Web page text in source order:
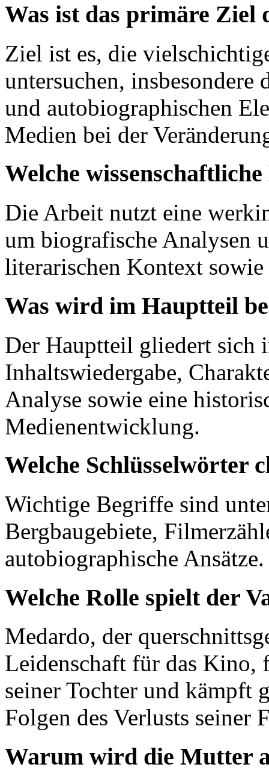
Was ist das primäre Ziel
Ziel ist es, die
untersuchen,
und autobiographischen
Medien bei der
Welche
Die Arbeit nutzt eine
um biografische Analysen
literarischen Kontext sowie
Was wird im Hauptteil
Der Hauptteil gliedert sich
Inhaltswiedergabe,
Analyse sowie eine
Medienentwicklung.
Welche Schlüsselwörter
Wichtige Begriffe sind
Bergbaugebiete,
autobiographische Ansätze.
Welche Rolle spielt der
Medardo, der
Leidenschaft für das Kino,
seiner Tochter und kämpft
Folgen des Verlusts seiner
Warum wird die Mutter